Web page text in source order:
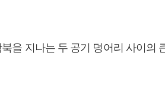
을 지나는 두 공기 덩어리 사이의